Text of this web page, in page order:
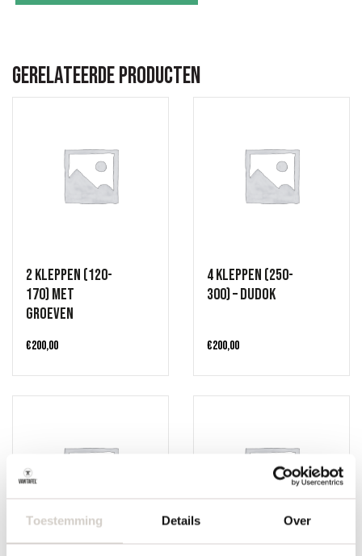
Toestemming Details Over
(180-
aantal
Gerelateerde producten
2 Kleppen (120-
170) met
groeven
€200,00
4 Kleppen (250-
300) – Dudok
€200,00